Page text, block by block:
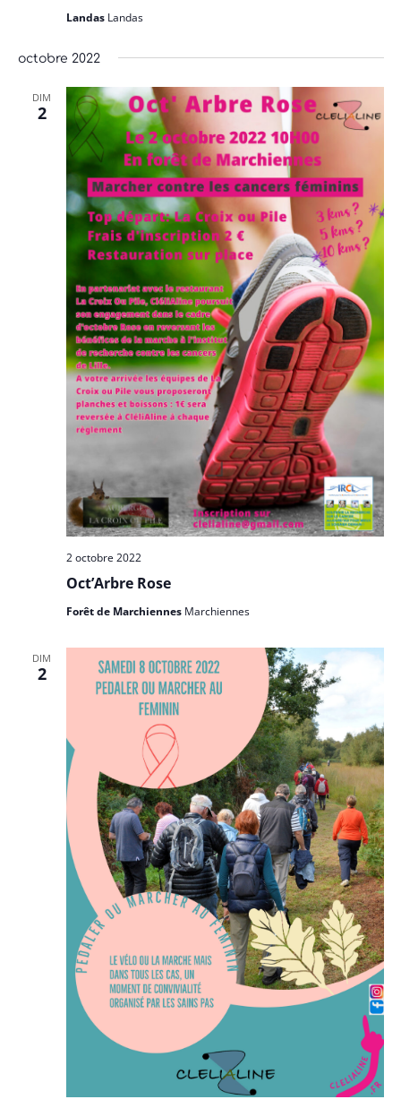
Landas Landas
octobre 2022
DIM
2
Oct’Arbre Rose
2 octobre 2022
Forêt de Marchiennes Marchiennes
DIM
2